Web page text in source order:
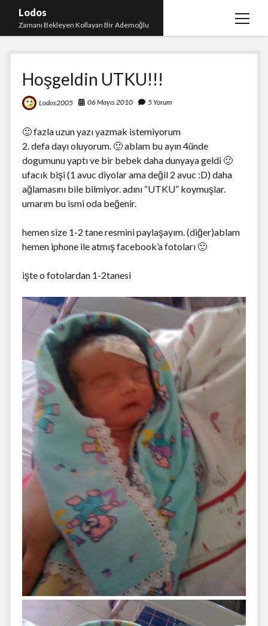
Lodos
Zamanı Bekleyen Kollayan Bir Ademoğlu
menüyü
Teşekkür
test
Hoşgeldin UTKU!!!
Lodos2005 06 Mayıs 2010 5 Yorum
🙂 fazla uzun yazı yazmak istemiyorum
2. defa dayı oluyorum. 🙂 ablam bu ayın 4ünde
dogumunu yaptı ve bir bebek daha dunyaya geldi 🙂
ufacık bişi (1 avuc diyolar ama değil 2 avuc :D) daha
ağlamasını bile bilmiyor. adını “UTKU” koymuşlar.
umarım bu ismi oda beğenir.
hemen size 1-2 tane resmini paylaşayım. (diğer)ablam
hemen iphone ile atmış facebook’a fotoları 🙂
işte o fotolardan 1-2tanesi